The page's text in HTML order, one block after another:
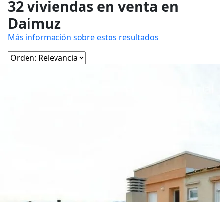
32 viviendas en venta en
Daimuz
Más información sobre estos resultados